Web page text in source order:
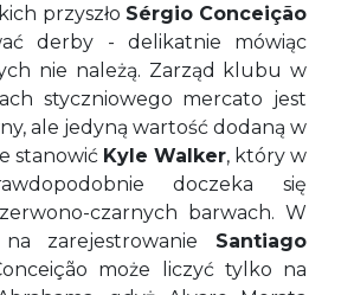
przyszło Sérgio Conceição
derby - delikatnie mówiąc
nie należą. Zarząd klubu w
styczniowego mercato jest
ale jedyną wartość dodaną w
stanowić Kyle Walker, który w
doczeka się
czarnych barwach. W
zarejestrowanie Santiago
może liczyć tylko na